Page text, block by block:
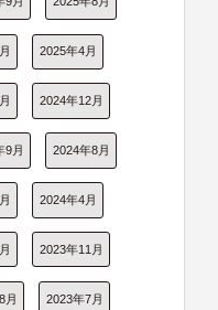
2025年4月
2024年12月
9月 2024年8月
2024年4月
2023年11月
月 2023年7月